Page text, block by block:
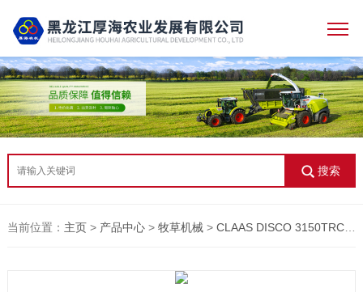
搜索
当前位置： 主页> 产品中心> 牧草机械> CLAAS DISCO 3150TRC 牵引式割草机